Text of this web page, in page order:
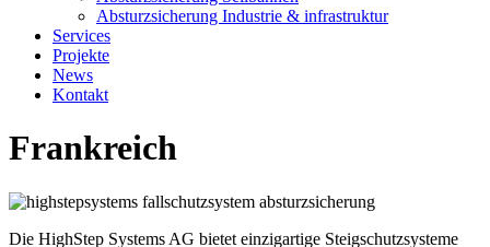
Absturzsicherung Industrie & infrastruktur
Services
Projekte
News
Kontakt
Frankreich
Die HighStep Systems AG bietet einzigartige Steigschutzsysteme